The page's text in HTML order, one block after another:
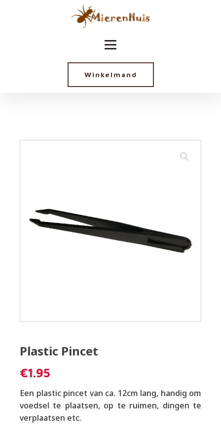
Winkelmand
Plastic Pincet
€1.95
Een plastic pincet van ca. 12cm lang, handig om
voedsel te plaatsen, op te ruimen, dingen te
verplaatsen etc.